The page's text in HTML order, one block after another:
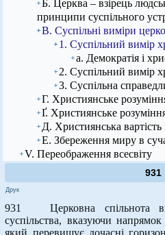
Б. Церква – взірець
принципи суспільного
В. Суспільні виміри
1. Суспільний вимір
а. Демократія і
2. Суспільний вимір
3. Суспільна
Г. Християнське
Ґ. Християнське
Д. Християнська
Е. Збереження миру в
V. Переображення всесвіту
931
Друк
931 Церковна спільнота
суспільства, вказуючи
який перевищує дочасні